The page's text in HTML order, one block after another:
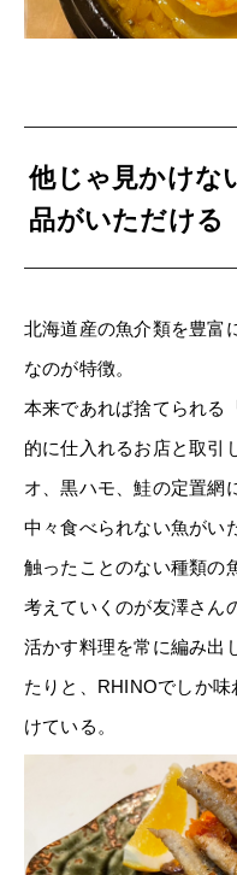
他じゃ見かけな
品がいただける
北海道産の魚介類を豊富
なのが特徴。
本来であれば捨てられる
的に仕入れるお店と取引
オ、黒ハモ、鮭の定置網
中々食べられない魚がい
触ったことのない種類の
考えていくのが友澤さん
活かす料理を常に編み出
たりと、RHINOでしか
けている。